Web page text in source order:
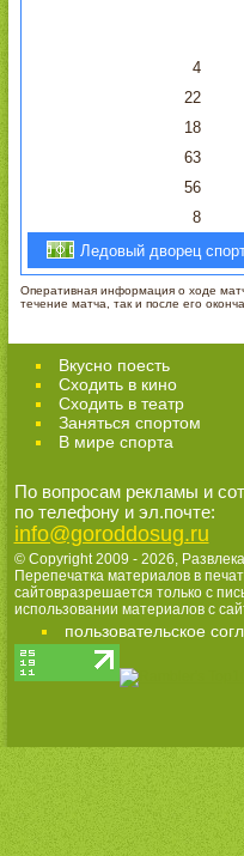
4
22
18
63
56
8
Ледовый дворец
Оперативная информация о ходе
течение матча, так и после его
Вкусно поесть
Сходить в кино
Cходить в театр
Заняться спортом
В мире спорта
По вопросам рекламы и
по телефону и эл.почте:
info@goroddosug.ru
© Copyright 2009 - 2026,
Перепечатка материалов в
сайтовразрешается только с
использовании материалов с
пользовательское